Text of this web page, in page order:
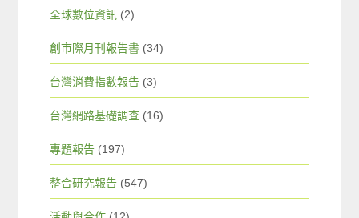
全球數位資訊 (2)
創市際月刊報告書 (34)
台灣消費指數報告 (3)
台灣網路基礎調查 (16)
專題報告 (197)
整合研究報告 (547)